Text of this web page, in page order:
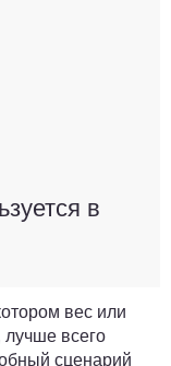
в
вес или
лучше всего
сценарий